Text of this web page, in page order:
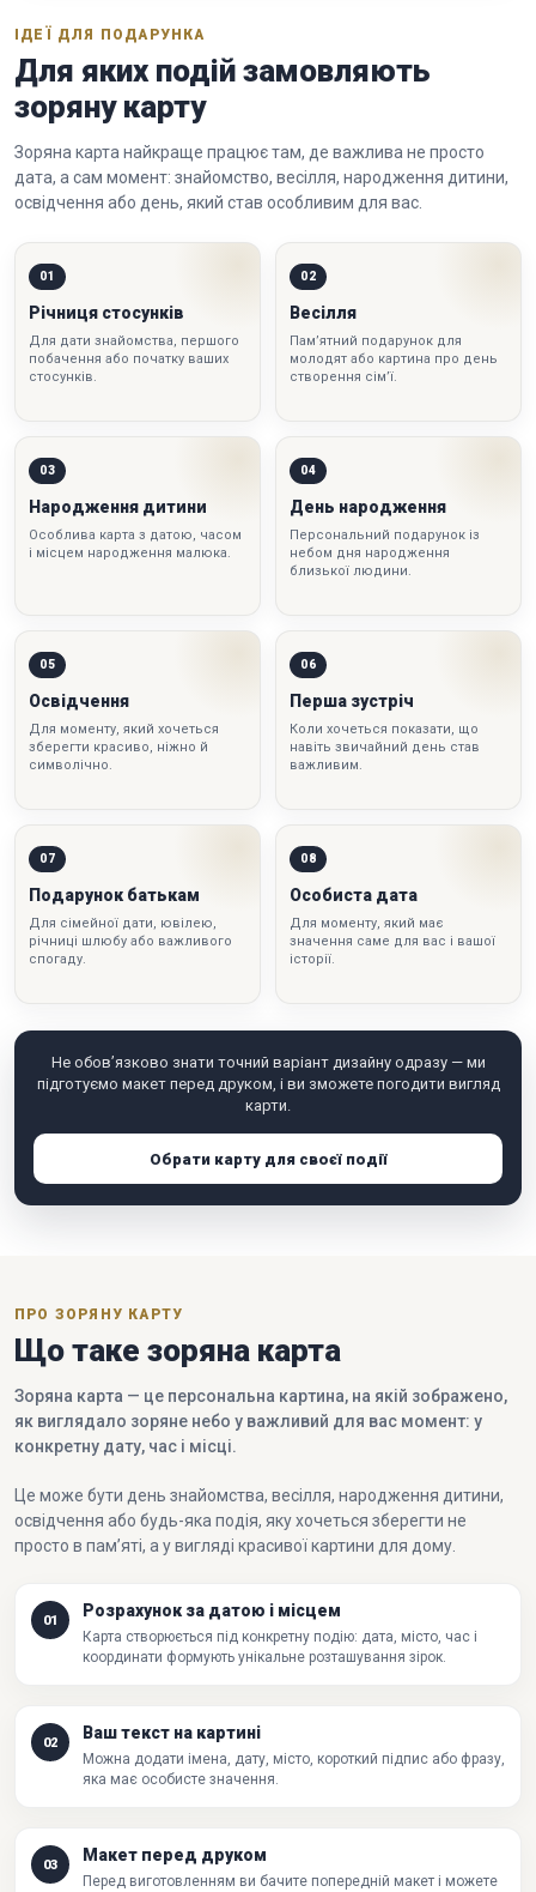
ІДЕЇ ДЛЯ ПОДАРУНКА
Для яких подій замовляють
зоряну карту
Зоряна карта найкраще працює там, де важлива не просто
дата, а сам момент: знайомство, весілля, народження дитини,
освідчення або день, який став особливим для вас.
01
Річниця стосунків
Для дати знайомства, першого
побачення або початку ваших
стосунків.
02
Весілля
Пам’ятний подарунок для
молодят або картина про день
створення сім’ї.
03
Народження дитини
Особлива карта з датою, часом
і місцем народження малюка.
04
День народження
Персональний подарунок із
небом дня народження
близької людини.
05
Освідчення
Для моменту, який хочеться
зберегти красиво, ніжно й
символічно.
06
Перша зустріч
Коли хочеться показати, що
навіть звичайний день став
важливим.
07
Подарунок батькам
Для сімейної дати, ювілею,
річниці шлюбу або важливого
спогаду.
08
Особиста дата
Для моменту, який має
значення саме для вас і вашої
історії.
Не обов’язково знати точний варіант дизайну одразу — ми
підготуємо макет перед друком, і ви зможете погодити вигляд
карти.
Обрати карту для своєї події
ПРО ЗОРЯНУ КАРТУ
Що таке зоряна карта
Зоряна карта — це персональна картина, на якій зображено,
як виглядало зоряне небо у важливий для вас момент: у
конкретну дату, час і місці.
Це може бути день знайомства, весілля, народження дитини,
освідчення або будь-яка подія, яку хочеться зберегти не
просто в пам’яті, а у вигляді красивої картини для дому.
01 Розрахунок за датою і місцем
Карта створюється під конкретну подію: дата, місто, час і
координати формують унікальне розташування зірок.
02 Ваш текст на картині
Можна додати імена, дату, місто, короткий підпис або фразу,
яка має особисте значення.
03 Макет перед друком
Перед виготовленням ви бачите попередній макет і можете